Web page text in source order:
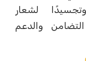
لشعار
والدعم